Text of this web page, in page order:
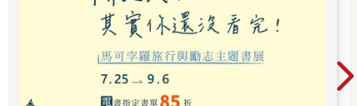
一片小樹林，結果發現野豬剛留下的足印，當下驚慌失措，趕緊
跑出樹林，卻發現面前是一個用電子柵欄圍起來的牧場。我怕原
聲抱歉！），盡我所能地不要驚擾牛群，悄悄從另一端進入那條
我按照正規路線就能抵達的田間小路。後來我向市政府的一個職
員聊起這件事，她說：「真好，大家能在這裡經歷一些小小的探